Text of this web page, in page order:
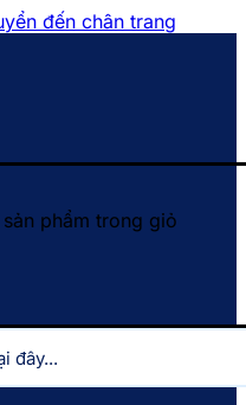
đến chân trang
phẩm trong giỏ